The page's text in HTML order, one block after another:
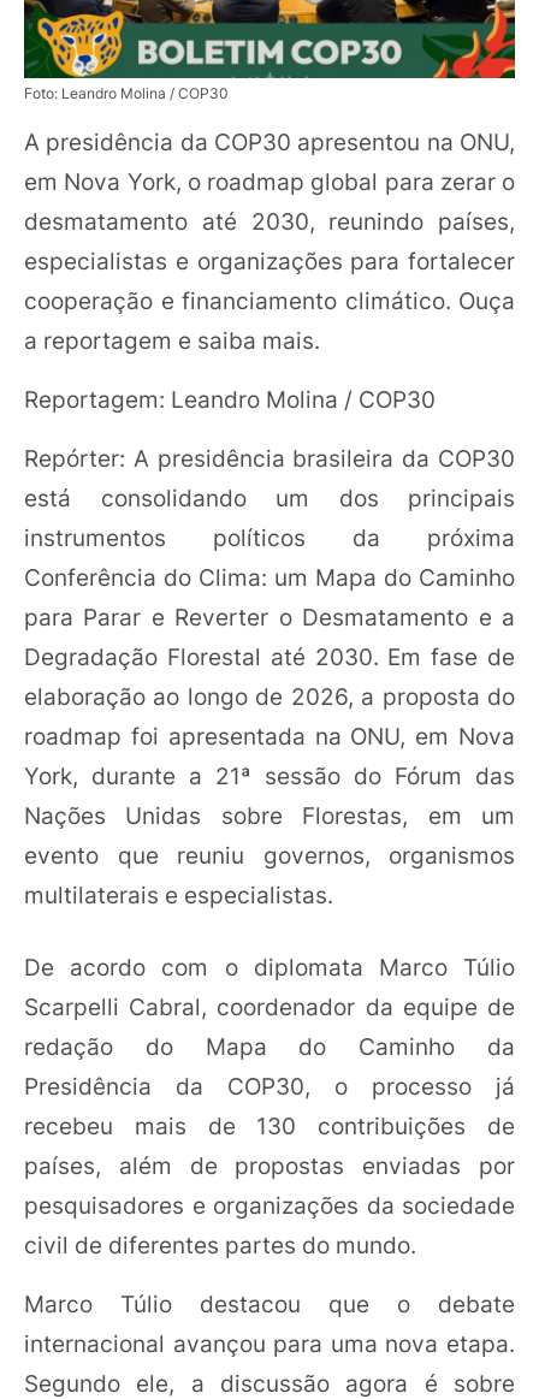
Foto: Leandro Molina / COP30
A presidência da COP30 apresentou na ONU,
em Nova York, o roadmap global para zerar o
desmatamento até 2030, reunindo países,
especialistas e organizações para fortalecer
cooperação e financiamento climático. Ouça
a reportagem e saiba mais.
Reportagem: Leandro Molina / COP30
Repórter: A presidência brasileira da COP30
está consolidando um dos principais
instrumentos políticos da próxima
Conferência do Clima: um Mapa do Caminho
para Parar e Reverter o Desmatamento e a
Degradação Florestal até 2030. Em fase de
elaboração ao longo de 2026, a proposta do
roadmap foi apresentada na ONU, em Nova
York, durante a 21ª sessão do Fórum das
Nações Unidas sobre Florestas, em um
evento que reuniu governos, organismos
multilaterais e especialistas.
De acordo com o diplomata Marco Túlio
Scarpelli Cabral, coordenador da equipe de
redação do Mapa do Caminho da
Presidência da COP30, o processo já
recebeu mais de 130 contribuições de
países, além de propostas enviadas por
pesquisadores e organizações da sociedade
civil de diferentes partes do mundo.
Marco Túlio destacou que o debate
internacional avançou para uma nova etapa.
Segundo ele, a discussão agora é sobre